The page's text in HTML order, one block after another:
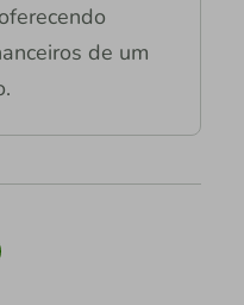
de um